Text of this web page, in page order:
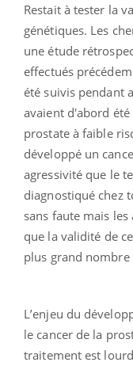
Restait à tester la
génétiques. Les
une étude
effectués
été suivis pendant
avaient d'abord été
prostate à faible
développé un
agressivité que le
diagnostiqué chez
sans faute mais
que la validité de
plus grand nombre
L’enjeu du
le cancer de la
traitement est